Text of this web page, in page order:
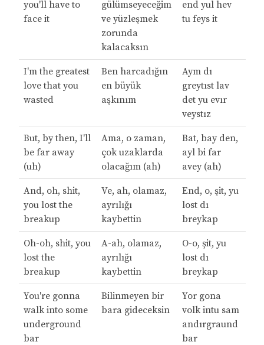
you'll have to
face it
gülümseyeceğim
ve yüzleşmek
zorunda
kalacaksın
end yul hev
tu feys it
I'm the greatest
love that you
wasted
Ben harcadığın
en büyük
aşkınım
Aym dı
greytıst lav
det yu evır
veystız
But, by then, I'll
be far away
(uh)
Ama, o zaman,
çok uzaklarda
olacağım (ah)
Bat, bay den,
ayl bi far
avey (ah)
And, oh, shit,
you lost the
breakup
Ve, ah, olamaz,
ayrılığı
kaybettin
End, o, şit, yu
lost dı
breykap
Oh-oh, shit, you
lost the
breakup
A-ah, olamaz,
ayrılığı
kaybettin
O-o, şit, yu
lost dı
breykap
You're gonna
walk into some
underground
bar
Bilinmeyen bir
bara gideceksin
Yor gona
volk intu sam
andırgraund
bar